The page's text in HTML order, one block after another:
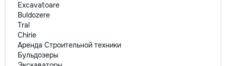
Excavatoare
Buldozere
Tral
Chirie
Аренда Строительной техники
Бульдозеры